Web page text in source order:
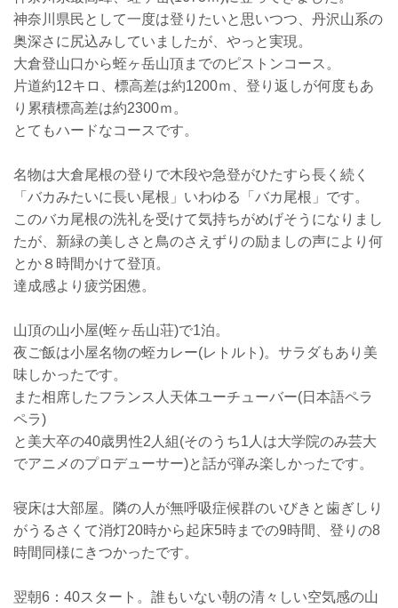
神奈川県民として一度は登りたいと思いつつ、丹沢山系の
奥深さに尻込みしていましたが、やっと実現。
大倉登山口から蛭ヶ岳山頂までのピストンコース。
片道約12キロ、標高差は約1200ｍ、登り返しが何度もあ
り累積標高差は約2300ｍ。
とてもハードなコースです。
名物は大倉尾根の登りで木段や急登がひたすら長く続く
「バカみたいに長い尾根」いわゆる「バカ尾根」です。
このバカ尾根の洗礼を受けて気持ちがめげそうになりまし
たが、新緑の美しさと鳥のさえずりの励ましの声により 何
とか８時間かけて登頂。
達成感より疲労困憊。
山頂の山小屋(蛭ヶ岳山荘)で1泊。
夜ご飯は小屋名物の蛭カレー(レトルト)。サラダもあり美
味しかったです。
また相席したフランス人天体ユーチューバー(日本語ペラ
ペラ)
と美大卒の40歳男性2人組(そのうち1人は大学院のみ芸大
でアニメのプロデューサー)と話が弾み楽しかったです。
寝床は大部屋。隣の人が無呼吸症候群のいびきと歯ぎしり
がうるさくて消灯20時から起床5時までの9時間、登りの8
時間同様にきつかったです。
翌朝6：40スタート。誰もいない朝の清々しい空気感の山